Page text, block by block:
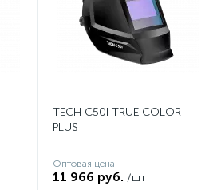
TECH C50I TRUE COLOR
PLUS
Оптовая цена
11 966 руб. /шт